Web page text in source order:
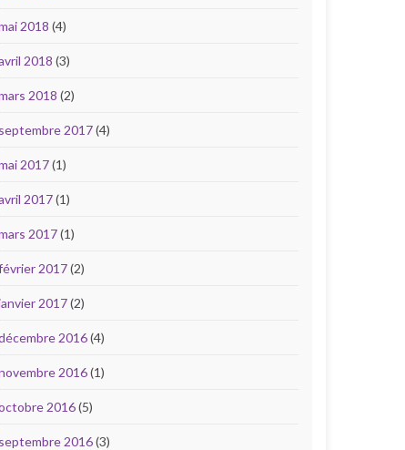
2018 (4)
2018 (3)
2018 (2)
septembre 2017(4)
2017(1)
2017(1)
2017(1)
2017(2)
2017(2)
2016(4)
2016(1)
2016(5)
septembre 2016(3)